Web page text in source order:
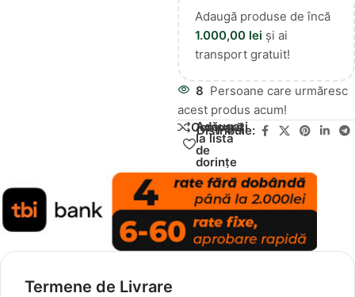
Adaugă produse de încă
1.000,00 lei și ai
transport gratuit!
8 Persoane care urmăresc
acest produs acum!
Compară
Adăugați
la lista
de
dorințe
Distribuie:
Termene de Livrare